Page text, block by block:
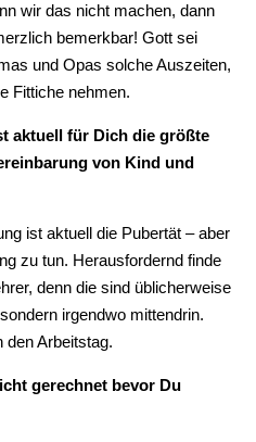
wir das nicht machen, dann
bemerkbar! Gott sei
und Opas solche Auszeiten,
Fittiche nehmen.
aktuell für Dich die größte
von Kind und
ist aktuell die Pubertät – aber
zu tun. Herausfordernd finde
denn die sind üblicherweise
irgendwo mittendrin.
den Arbeitstag.
gerechnet bevor Du